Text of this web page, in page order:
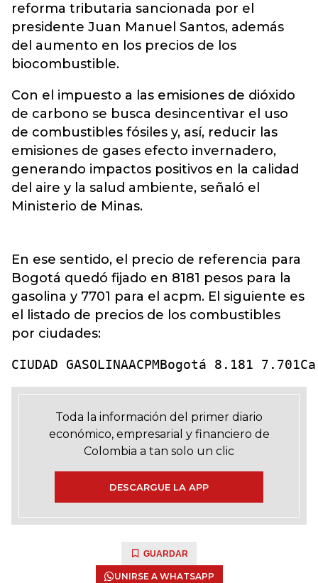
reforma tributaria sancionada por el
presidente Juan Manuel Santos, además
del aumento en los precios de los
biocombustible.
Con el impuesto a las emisiones de dióxido
de carbono se busca desincentivar el uso
de combustibles fósiles y, así, reducir las
emisiones de gases efecto invernadero,
generando impactos positivos en la calidad
del aire y la salud ambiente, señaló el
Ministerio de Minas.
En ese sentido, el precio de referencia para
Bogotá quedó fijado en 8181 pesos para la
gasolina y 7701 para el acpm. El siguiente es
el listado de precios de los combustibles
por ciudades:
CIUDAD GASOLINAACPMBogotá 8.181
Toda la información del primer diario
económico, empresarial y financiero de
Colombia a tan solo un clic
DESCARGUE LA APP
GUARDAR
UNIRSE A WHATSAPP